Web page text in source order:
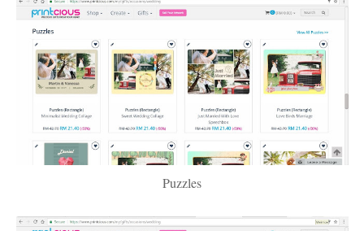
Puzzles